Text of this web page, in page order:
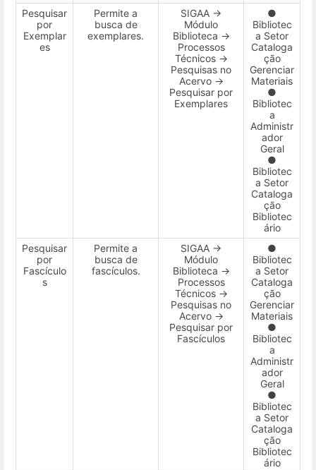
Pesquisar
por
Exemplar
es
Permite a
busca de
exemplares.
SIGAA →
Módulo
Biblioteca →
Processos
Técnicos →
Pesquisas no
Acervo →
Pesquisar por
Exemplares
●
Bibliotec
a Setor
Cataloga
ção
Gerenciar
Materiais
●
Bibliotec
a
Administr
ador
Geral
●
Bibliotec
a Setor
Cataloga
ção
Bibliotec
ário
Pesquisar
por
Fascículo
s
Permite a
busca de
fascículos.
SIGAA →
Módulo
Biblioteca →
Processos
Técnicos →
Pesquisas no
Acervo →
Pesquisar por
Fascículos
●
Bibliotec
a Setor
Cataloga
ção
Gerenciar
Materiais
●
Bibliotec
a
Administr
ador
Geral
●
Bibliotec
a Setor
Cataloga
ção
Bibliotec
ário